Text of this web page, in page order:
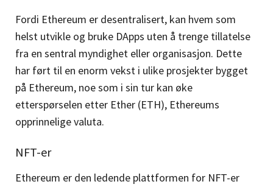
Fordi Ethereum er desentralisert, kan hvem som
helst utvikle og bruke DApps uten å trenge tillatelse
fra en sentral myndighet eller organisasjon. Dette
har ført til en enorm vekst i ulike prosjekter bygget
på Ethereum, noe som i sin tur kan øke
etterspørselen etter Ether (ETH), Ethereums
opprinnelige valuta.
NFT-er
Ethereum er den ledende plattformen for NFT-er